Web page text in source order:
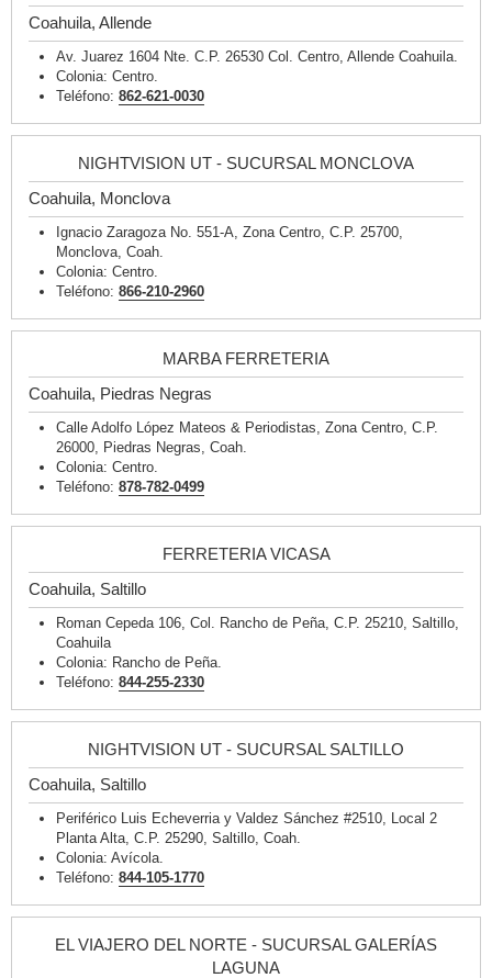
Coahuila, Allende
Av. Juarez 1604 Nte. C.P. 26530 Col. Centro, Allende Coahuila.
Colonia: Centro.
Teléfono: 862-621-0030
NIGHTVISION UT - SUCURSAL MONCLOVA
Coahuila, Monclova
Ignacio Zaragoza No. 551-A, Zona Centro, C.P. 25700,
Monclova, Coah.
Colonia: Centro.
Teléfono: 866-210-2960
MARBA FERRETERIA
Coahuila, Piedras Negras
Calle Adolfo López Mateos & Periodistas, Zona Centro, C.P.
26000, Piedras Negras, Coah.
Colonia: Centro.
Teléfono: 878-782-0499
FERRETERIA VICASA
Coahuila, Saltillo
Roman Cepeda 106, Col. Rancho de Peña, C.P. 25210, Saltillo,
Coahuila
Colonia: Rancho de Peña.
Teléfono: 844-255-2330
NIGHTVISION UT - SUCURSAL SALTILLO
Coahuila, Saltillo
Periférico Luis Echeverria y Valdez Sánchez #2510, Local 2
Planta Alta, C.P. 25290, Saltillo, Coah.
Colonia: Avícola.
Teléfono: 844-105-1770
EL VIAJERO DEL NORTE - SUCURSAL GALERÍAS
LAGUNA